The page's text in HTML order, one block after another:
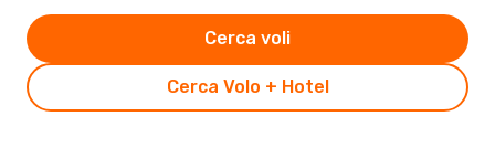
Cerca Volo + Hotel
Cerca voli